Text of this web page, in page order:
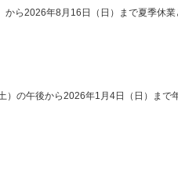
ら2026年8月16日（日）まで夏季休
の午後から2026年1月4日（日）まで